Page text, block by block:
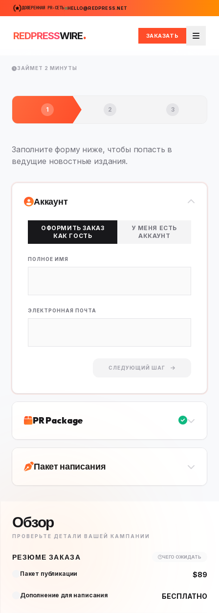
ДОВЕРЕННАЯ PR-СЕТЬ HELLO@REDPRESS.NET
REDPRESSWIRE. ЗАКАЗАТЬ
Меню
ЗАЙМЕТ 2 МИНУТЫ
1 2 3
Заполните форму ниже, чтобы попасть в
ведущие новостные издания.
Аккаунт
ОФОРМИТЬ ЗАКАЗ
КАК ГОСТЬ
У МЕНЯ ЕСТЬ
АККАУНТ
ПОЛНОЕ ИМЯ
ЭЛЕКТРОННАЯ ПОЧТА
СЛЕДУЮЩИЙ ШАГ
PR Package
Пакет написания
Обзор
ПРОВЕРЬТЕ ДЕТАЛИ ВАШЕЙ КАМПАНИИ
РЕЗЮМЕ ЗАКАЗА ЧЕГО ОЖИДАТЬ
Пакет публикации $89
Дополнение для написания БЕСПЛАТНО